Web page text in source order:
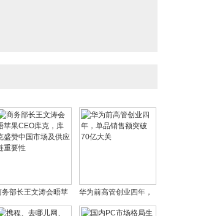
务部长王文涛会晤苹
CEO库克，库克盛赞
华为前高管创业四年，
单品销售额突破70亿大